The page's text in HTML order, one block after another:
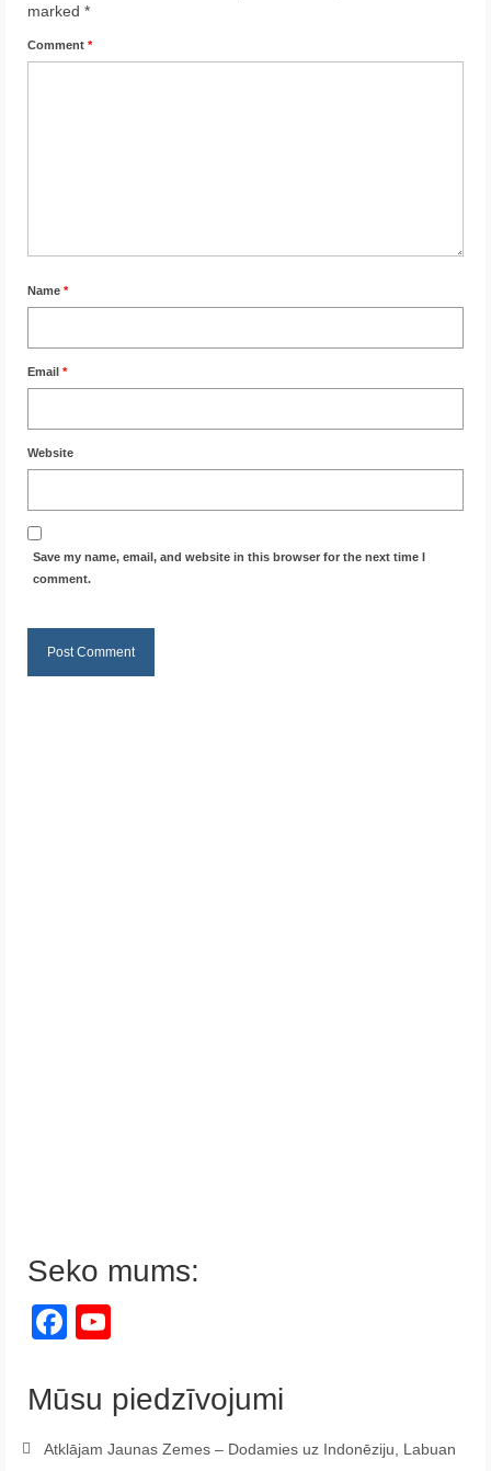
Indonēzija
Par Mums
marked *
Comment *
Name *
Email *
Website
Save my name, email, and website in this browser for the next time I
comment.
Seko mums:
Facebook
Mūsu piedzīvojumi
Atklājam Jaunas Zemes – Dodamies uz Indonēziju, Labuan